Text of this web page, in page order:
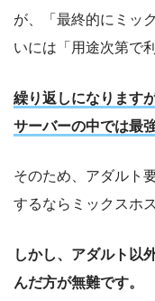
が、「最終的にミッ
いには「用途次第で
繰り返しになります
サーバーの中では最
そのため、アダルト
するならミックスホ
しかし、アダルト以
んだ方が無難です。